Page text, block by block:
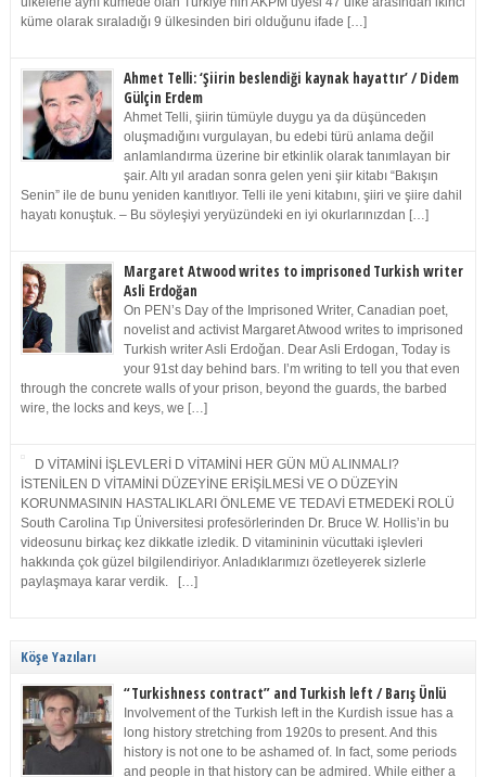
küme olarak sıraladığı 9 ülkesinden biri olduğunu ifade […]
Ahmet Telli: ‘Şiirin beslendiği kaynak hayattır’ / Didem
Gülçin Erdem
Ahmet Telli, şiirin tümüyle duygu ya da düşünceden
oluşmadığını vurgulayan, bu edebi türü anlama değil
anlamlandırma üzerine bir etkinlik olarak tanımlayan bir
şair. Altı yıl aradan sonra gelen yeni şiir kitabı “Bakışın
Senin” ile de bunu yeniden kanıtlıyor. Telli ile yeni kitabını, şiiri ve şiire dahil
hayatı konuştuk. – Bu söyleşiyi yeryüzündeki en iyi okurlarınızdan […]
Margaret Atwood writes to imprisoned Turkish writer
Asli Erdoğan
On PEN’s Day of the Imprisoned Writer, Canadian poet,
novelist and activist Margaret Atwood writes to imprisoned
Turkish writer Asli Erdoğan. Dear Asli Erdogan, Today is
your 91st day behind bars. I’m writing to tell you that even
through the concrete walls of your prison, beyond the guards, the barbed
wire, the locks and keys, we […]
D VİTAMİNİ İŞLEVLERİ D VİTAMİNİ HER GÜN MÜ ALINMALI?
İSTENİLEN D VİTAMİNİ DÜZEYİNE ERİŞİLMESİ VE O DÜZEYİN
KORUNMASININ HASTALIKLARI ÖNLEME VE TEDAVİ ETMEDEKİ ROLÜ
South Carolina Tıp Üniversitesi profesörlerinden Dr. Bruce W. Hollis’in bu
videosunu birkaç kez dikkatle izledik. D vitamininin vücuttaki işlevleri
hakkında çok güzel bilgilendiriyor. Anladıklarımızı özetleyerek sizlerle
paylaşmaya karar verdik. […]
Köşe Yazıları
“Turkishness contract” and Turkish left / Barış Ünlü
Involvement of the Turkish left in the Kurdish issue has a
long history stretching from 1920s to present. And this
history is not one to be ashamed of. In fact, some periods
and people in that history can be admired. While either a